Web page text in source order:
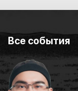
Все события